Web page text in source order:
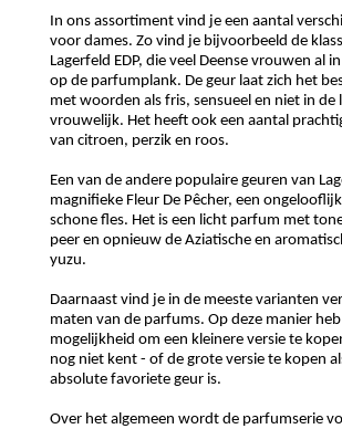
In ons assortiment vind je een aantal
voor dames. Zo vind je bijvoorbeeld de
Lagerfeld EDP, die veel Deense vrouwen al
op de parfumplank. De geur laat zich het
met woorden als fris, sensueel en niet in de
vrouwelijk. Het heeft ook een aantal
van citroen, perzik en roos.
Een van de andere populaire geuren van
magnifieke Fleur De Pêcher, een
schone fles. Het is een licht parfum met
peer en opnieuw de Aziatische en
yuzu.
Daarnaast vind je in de meeste varianten
maten van de parfums. Op deze manier
mogelijkheid om een kleinere versie te
nog niet kent - of de grote versie te kopen
absolute favoriete geur is.
Over het algemeen wordt de parfumserie